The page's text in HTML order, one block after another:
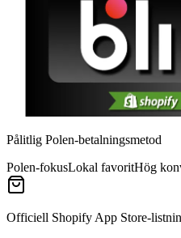
Pålitlig Polen-betalningsmetod
Polen-fokusLokal favoritHög
Officiell Shopify App Store-